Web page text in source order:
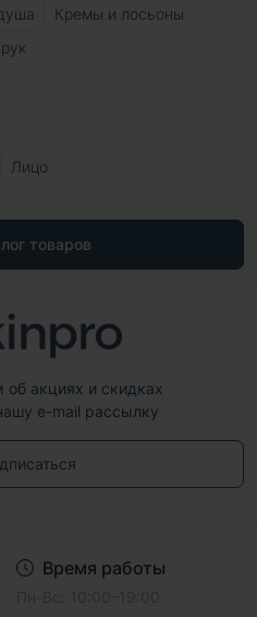
Кремы и лосьоны
Лицо
товаров
об акциях и скидках
e-mail рассылку
Время работы